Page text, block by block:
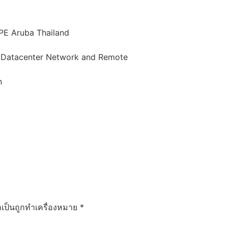
Aruba Thailand
Network and Remote
ป็นถูกทำเครื่องหมาย *